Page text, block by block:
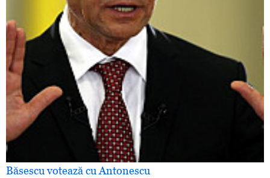
Băsescu votează cu Antonescu